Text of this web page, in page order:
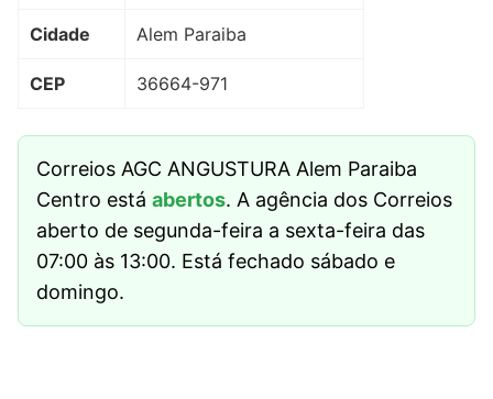
Cidade Alem Paraiba
CEP 36664-971
Correios AGC ANGUSTURA Alem Paraiba
Centro está abertos. A agência dos Correios
aberto de segunda-feira a sexta-feira das
07:00 às 13:00. Está fechado sábado e
domingo.